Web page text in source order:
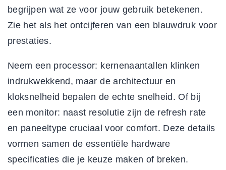
begrijpen wat ze voor jouw gebruik betekenen.
Zie het als het ontcijferen van een blauwdruk voor
prestaties.
Neem een processor: kernenaantallen klinken
indrukwekkend, maar de architectuur en
kloksnelheid bepalen de echte snelheid. Of bij
een monitor: naast resolutie zijn de refresh rate
en paneeltype cruciaal voor comfort. Deze details
vormen samen de essentiële hardware
specificaties die je keuze maken of breken.